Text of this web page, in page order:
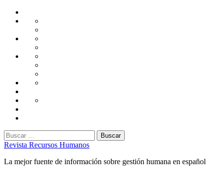
Saltar
Administración
Capacitación
Desarrollo
Gestión
Laborales
Selección
Buscar:
Revista Recursos Humanos
La mejor fuente de información sobre gestión humana en español